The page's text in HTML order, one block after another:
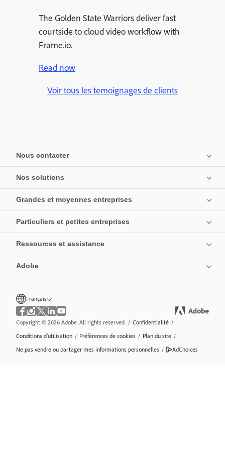
The Golden State Warriors deliver fast
courtside to cloud video workflow with
Frame.io.
Read now
Voir tous les temoignages de clients
Nous contacter
Nos solutions
Grandes et moyennes entreprises
Particuliers et petites entreprises
Ressources et assistance
Adobe
Français
Copyright © 2026 Adobe. All rights reserved. / Confidentialité /
Conditions d’utilisation / Préférences de cookies / Plan du site /
Ne pas vendre ou partager mes informations personnelles / AdChoices